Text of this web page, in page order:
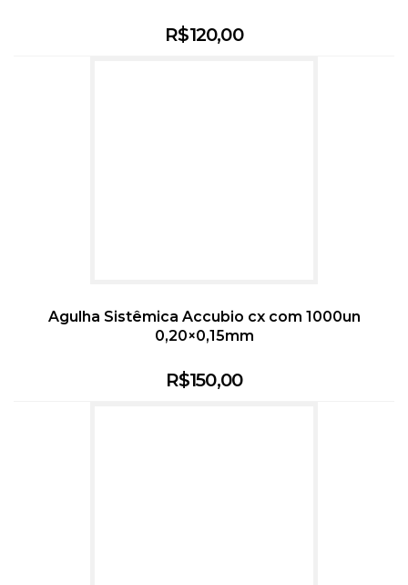
R$120,00
Agulha Sistêmica Accubio cx com 1000un
0,20×0,15mm
R$150,00